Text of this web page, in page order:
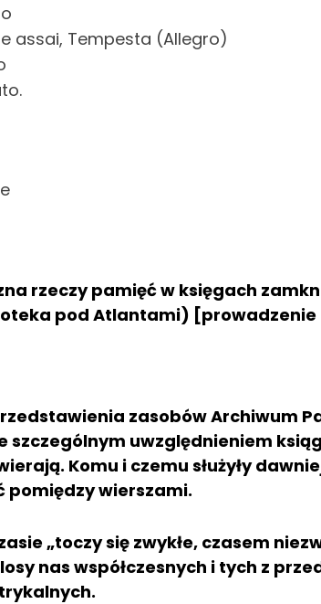
assai, Tempesta (Allegro)
rzeczy pamięć w księgach
pod Atlantami) [prowadzenie
zasobów Archiwum
szczególnym uwzględnieniem
Komu i czemu służyły
wierszami.
„toczy się zwykłe, czasem
nas współczesnych i tych z